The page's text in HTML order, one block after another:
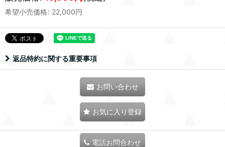
希望小売価格: 22,000円
返品特約に関する重要事項
お問い合わせ
お気に入り登録
電話お問合わせ